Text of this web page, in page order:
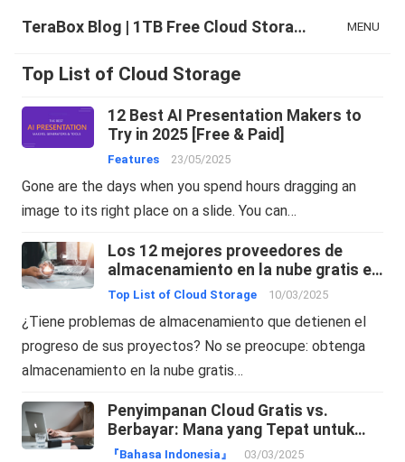
TeraBox Blog | 1TB Free Cloud Storage & All-in-One AI Space MENU
Top List of Cloud Storage
12 Best AI Presentation Makers to
Try in 2025 [Free & Paid]
Features 23/05/2025
Gone are the days when you spend hours dragging an
image to its right place on a slide. You can…
Los 12 mejores proveedores de
almacenamiento en la nube gratis en
2025: Su guía de almacenamiento en
Top List of Cloud Storage 10/03/2025
¿Tiene problemas de almacenamiento que detienen el
progreso de sus proyectos? No se preocupe: obtenga
almacenamiento en la nube gratis…
Penyimpanan Cloud Gratis vs.
Berbayar: Mana yang Tepat untuk
Anda?
『Bahasa Indonesia』 03/03/2025